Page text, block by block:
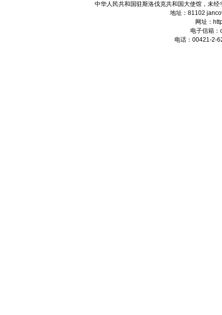
中华人民共和国驻斯洛伐克共和国大使馆，未
地址：81102
网址：
电子信箱：
电话：00421-2-